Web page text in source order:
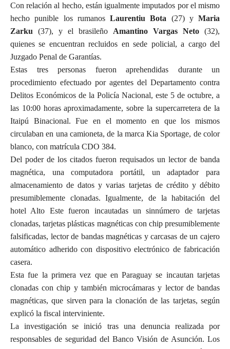
Con relación al hecho, están igualmente imputados por el mismo
hecho punible los rumanos Laurentiu Bota (27) y Maria
Zarku (37), y el brasileño Amantino Vargas Neto (32),
quienes se encuentran recluidos en sede policial, a cargo del
Juzgado Penal de Garantías.
Estas tres personas fueron aprehendidas durante un
procedimiento efectuado por agentes del Departamento contra
Delitos Económicos de la Policía Nacional, este 5 de octubre, a
las 10:00 horas aproximadamente, sobre la supercarretera de la
Itaipú Binacional. Fue en el momento en que los mismos
circulaban en una camioneta, de la marca Kia Sportage, de color
blanco, con matrícula CDO 384.
Del poder de los citados fueron requisados un lector de banda
magnética, una computadora portátil, un adaptador para
almacenamiento de datos y varias tarjetas de crédito y débito
presumiblemente clonadas. Igualmente, de la habitación del
hotel Alto Este fueron incautadas un sinnúmero de tarjetas
clonadas, tarjetas plásticas magnéticas con chip presumiblemente
falsificadas, lector de bandas magnéticas y carcasas de un cajero
automático adherido con dispositivo electrónico de fabricación
casera.
Esta fue la primera vez que en Paraguay se incautan tarjetas
clonadas con chip y también microcámaras y lector de bandas
magnéticas, que sirven para la clonación de las tarjetas, según
explicó la fiscal interviniente.
La investigación se inició tras una denuncia realizada por
responsables de seguridad del Banco Visión de Asunción. Los